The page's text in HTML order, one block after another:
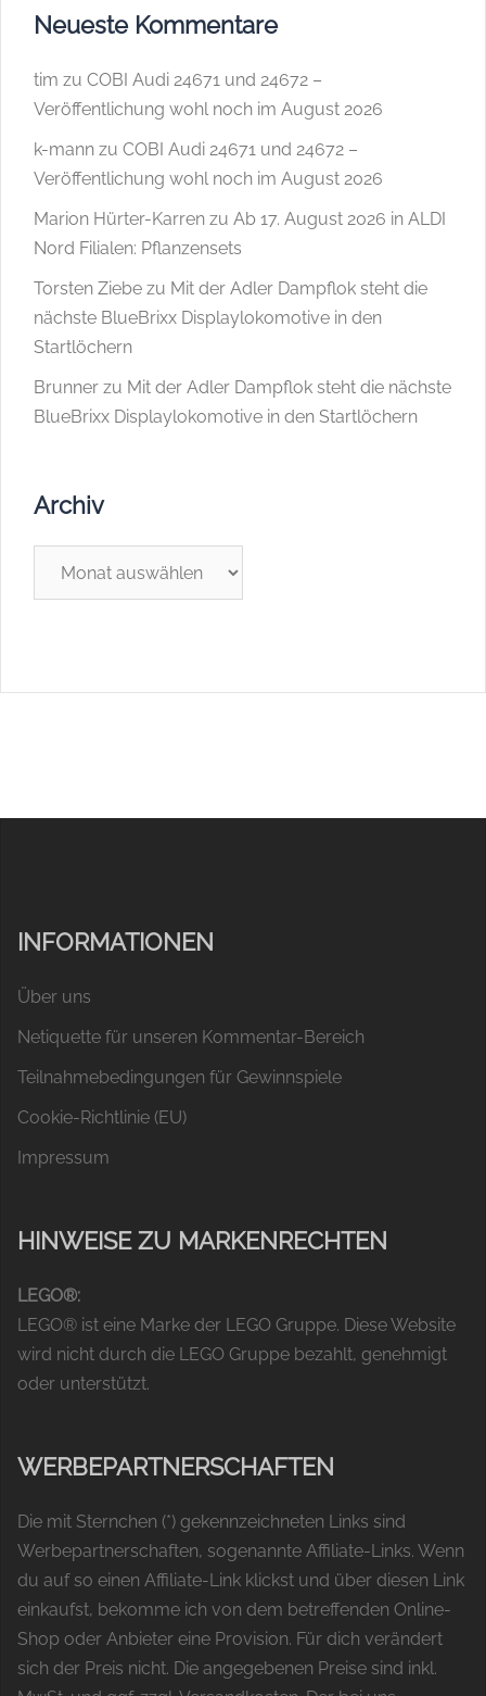
Neueste Kommentare
tim zu COBI Audi 24671 und 24672 –
Veröffentlichung wohl noch im August 2026
k-mann zu COBI Audi 24671 und 24672 –
Veröffentlichung wohl noch im August 2026
Marion Hürter-Karren zu Ab 17. August 2026 in ALDI
Nord Filialen: Pflanzensets
Torsten Ziebe zu Mit der Adler Dampflok steht die
nächste BlueBrixx Displaylokomotive in den
Startlöchern
Brunner zu Mit der Adler Dampflok steht die nächste
BlueBrixx Displaylokomotive in den Startlöchern
Archiv
INFORMATIONEN
Über uns
Netiquette für unseren Kommentar-Bereich
Teilnahmebedingungen für Gewinnspiele
Cookie-Richtlinie (EU)
Impressum
HINWEISE ZU MARKENRECHTEN
LEGO®:
LEGO® ist eine Marke der LEGO Gruppe. Diese Website
wird nicht durch die LEGO Gruppe bezahlt, genehmigt
oder unterstützt.
WERBEPARTNERSCHAFTEN
Die mit Sternchen (*) gekennzeichneten Links sind
Werbepartnerschaften, sogenannte Affiliate-Links. Wenn
du auf so einen Affiliate-Link klickst und über diesen Link
einkaufst, bekomme ich von dem betreffenden Online-
Shop oder Anbieter eine Provision. Für dich verändert
sich der Preis nicht. Die angegebenen Preise sind inkl.